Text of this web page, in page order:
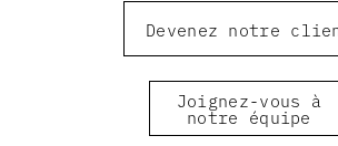
Devenez notre
Joignez-vous à
notre équipe